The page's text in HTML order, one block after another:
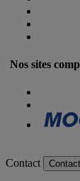
Nos sites
Contact Contact